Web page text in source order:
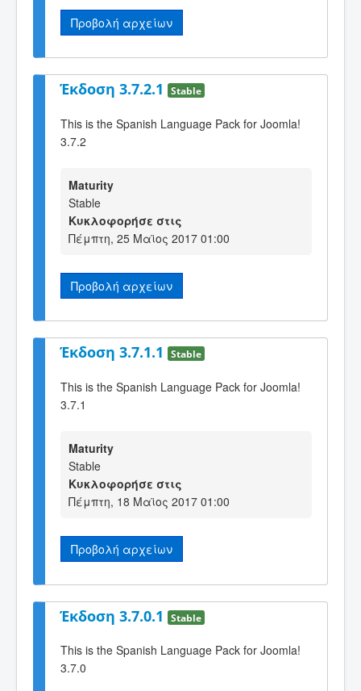
Προβολή αρχείων
Έκδοση 3.7.2.1 Stable
This is the Spanish Language Pack for Joomla!
3.7.2
Maturity
Stable
Κυκλοφορήσε στις
Πέμπτη, 25 Μαϊος 2017 01:00
Προβολή αρχείων
Έκδοση 3.7.1.1 Stable
This is the Spanish Language Pack for Joomla!
3.7.1
Maturity
Stable
Κυκλοφορήσε στις
Πέμπτη, 18 Μαϊος 2017 01:00
Προβολή αρχείων
Έκδοση 3.7.0.1 Stable
This is the Spanish Language Pack for Joomla!
3.7.0